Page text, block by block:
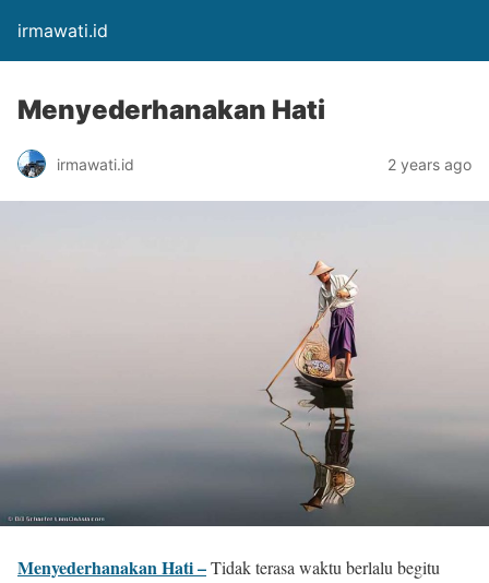
irmawati.id
Menyederhanakan Hati
irmawati.id 2 years ago
Menyederhanakan Hati –Tidak terasa waktu berlalu begitu